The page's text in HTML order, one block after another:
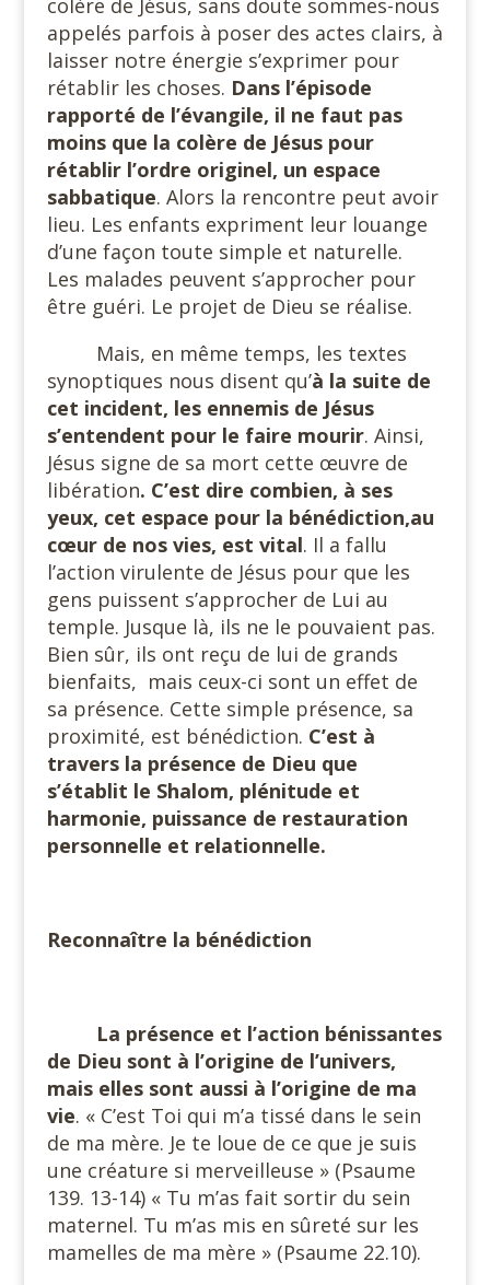
colère de Jésus, sans doute sommes-nous
appelés parfois à poser des actes clairs, à
laisser notre énergie s’exprimer pour
rétablir les choses. Dans l’épisode
rapporté de l’évangile, il ne faut pas
moins que la colère de Jésus pour
rétablir l’ordre originel, un espace
sabbatique. Alors la rencontre peut avoir
lieu. Les enfants expriment leur louange
d’une façon toute simple et naturelle.
Les malades peuvent s’approcher pour
être guéri. Le projet de Dieu se réalise.
Mais, en même temps, les textes
synoptiques nous disent qu’à la suite de
cet incident, les ennemis de Jésus
s’entendent pour le faire mourir. Ainsi,
Jésus signe de sa mort cette œuvre de
libération. C’est dire combien, à ses
yeux, cet espace pour la bénédiction,au
cœur de nos vies, est vital. Il a fallu
l’action virulente de Jésus pour que les
gens puissent s’approcher de Lui au
temple. Jusque là, ils ne le pouvaient pas.
Bien sûr, ils ont reçu de lui de grands
bienfaits, mais ceux-ci sont un effet de
sa présence. Cette simple présence, sa
proximité, est bénédiction. C’est à
travers la présence de Dieu que
s’établit le Shalom, plénitude et
harmonie, puissance de restauration
personnelle et relationnelle.
Reconnaître la bénédiction
La présence et l’action bénissantes
de Dieu sont à l’origine de l’univers,
mais elles sont aussi à l’origine de ma
vie. « C’est Toi qui m’a tissé dans le sein
de ma mère. Je te loue de ce que je suis
une créature si merveilleuse » (Psaume
139. 13-14) « Tu m’as fait sortir du sein
maternel. Tu m’as mis en sûreté sur les
mamelles de ma mère » (Psaume 22.10).